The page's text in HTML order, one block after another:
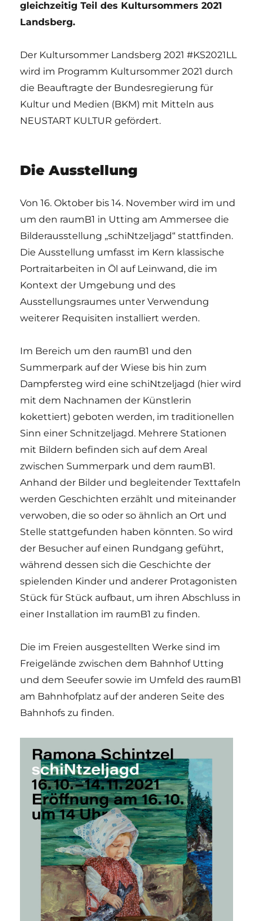
gleichzeitig Teil des Kultursommers 2021
Landsberg.
Der Kultursommer Landsberg 2021 #KS2021LL
wird im Programm Kultursommer 2021 durch
die Beauftragte der Bundesregierung für
Kultur und Medien (BKM) mit Mitteln aus
NEUSTART KULTUR gefördert.
Die Ausstellung
Von 16. Oktober bis 14. November wird im und
um den raumB1 in Utting am Ammersee die
Bilderausstellung „schiNtzeljagd“ stattfinden.
Die Ausstellung umfasst im Kern klassische
Portraitarbeiten in Öl auf Leinwand, die im
Kontext der Umgebung und des
Ausstellungsraumes unter Verwendung
weiterer Requisiten installiert werden.
Im Bereich um den raumB1 und den
Summerpark auf der Wiese bis hin zum
Dampfersteg wird eine schiNtzeljagd (hier wird
mit dem Nachnamen der Künstlerin
kokettiert) geboten werden, im traditionellen
Sinn einer Schnitzeljagd. Mehrere Stationen
mit Bildern befinden sich auf dem Areal
zwischen Summerpark und dem raumB1.
Anhand der Bilder und begleitender Texttafeln
werden Geschichten erzählt und miteinander
verwoben, die so oder so ähnlich an Ort und
Stelle stattgefunden haben könnten. So wird
der Besucher auf einen Rundgang geführt,
während dessen sich die Geschichte der
spielenden Kinder und anderer Protagonisten
Stück für Stück aufbaut, um ihren Abschluss in
einer Installation im raumB1 zu finden.
Die im Freien ausgestellten Werke sind im
Freigelände zwischen dem Bahnhof Utting
und dem Seeufer sowie im Umfeld des raumB1
am Bahnhofplatz auf der anderen Seite des
Bahnhofs zu finden.